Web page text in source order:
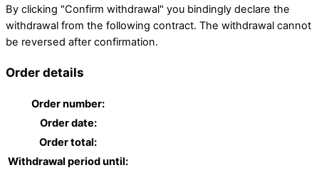
By clicking "Confirm withdrawal" you bindingly declare the
withdrawal from the following contract. The withdrawal cannot
be reversed after confirmation.
Order details
Order number:
Order date:
Order total:
Withdrawal period until: